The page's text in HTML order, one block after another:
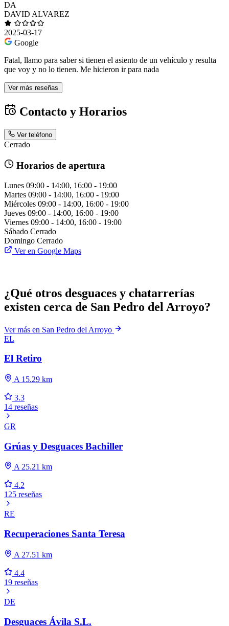
DA
DAVID ALVAREZ
2025-03-17
Google
Fatal, llamo para saber si tienen el asiento de un vehículo y resulta
que voy y no lo tienen. Me hicieron ir para nada
Ver más reseñas
Contacto y Horarios
Ver teléfono
Cerrado
Horarios de apertura
Lunes 09:00 - 14:00, 16:00 - 19:00
Martes 09:00 - 14:00, 16:00 - 19:00
Miércoles 09:00 - 14:00, 16:00 - 19:00
Jueves 09:00 - 14:00, 16:00 - 19:00
Viernes 09:00 - 14:00, 16:00 - 19:00
Sábado Cerrado
Domingo Cerrado
Ver en Google Maps
¿Qué otros desguaces y chatarrerías
existen cerca de San Pedro del Arroyo?
Ver más en San Pedro del Arroyo
EL
El Retiro
A 15.29 km
3.3
14 reseñas
GR
Grúas y Desguaces Bachiller
A 25.21 km
4.2
125 reseñas
RE
Recuperaciones Santa Teresa
A 27.51 km
4.4
19 reseñas
DE
Desguaces Ávila S.L.